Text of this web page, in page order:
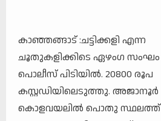
കാഞ്ഞങ്ങാട് :ചട്ടിക്കളി എന്ന
ചൂതുകളിക്കിടെ ഏഴംഗ സംഘം
പൊലീസ് പിടിയിൽ. 20800 രൂപ
കസ്റ്റഡിയിലെടുത്തു. അജാനൂർ
കൊളവയലിൽ പൊതു സ്ഥലത്ത്